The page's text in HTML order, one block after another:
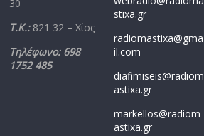
30
Τ.Κ.: 821 32 – Χίος
Τηλέφωνο: 698
1752 485
stixa.gr
radiomastixa@gma
il.com
diafimiseis@radiom
astixa.gr
markellos@radiom
astixa.gr